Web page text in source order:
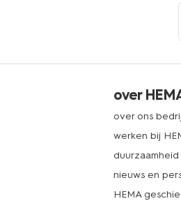
over
over ons
werken bij
duurzaamheid
nieuws en
HEMA